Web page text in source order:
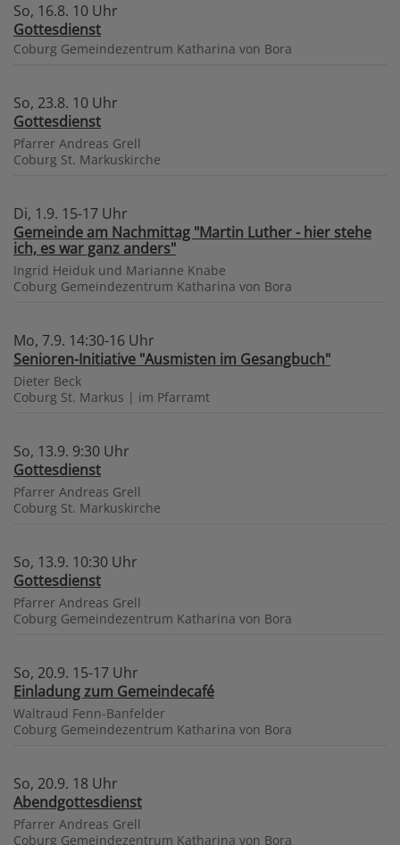
So, 16.8. 10 Uhr
Gottesdienst
Coburg Gemeindezentrum Katharina von Bora
So, 23.8. 10 Uhr
Gottesdienst
Pfarrer Andreas Grell
Coburg St. Markuskirche
Di, 1.9. 15-17 Uhr
Gemeinde am Nachmittag "Martin Luther - hier stehe
ich, es war ganz anders"
Ingrid Heiduk und Marianne Knabe
Coburg Gemeindezentrum Katharina von Bora
Mo, 7.9. 14:30-16 Uhr
Senioren-Initiative "Ausmisten im Gesangbuch"
Dieter Beck
Coburg St. Markus | im Pfarramt
So, 13.9. 9:30 Uhr
Gottesdienst
Pfarrer Andreas Grell
Coburg St. Markuskirche
So, 13.9. 10:30 Uhr
Gottesdienst
Pfarrer Andreas Grell
Coburg Gemeindezentrum Katharina von Bora
So, 20.9. 15-17 Uhr
Einladung zum Gemeindecafé
Waltraud Fenn-Banfelder
Coburg Gemeindezentrum Katharina von Bora
So, 20.9. 18 Uhr
Abendgottesdienst
Pfarrer Andreas Grell
Coburg Gemeindezentrum Katharina von Bora